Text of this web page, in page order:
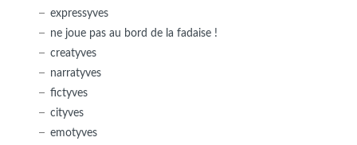
expressyves
ne joue pas au bord de la fadaise !
creatyves
narratyves
fictyves
cityves
emotyves